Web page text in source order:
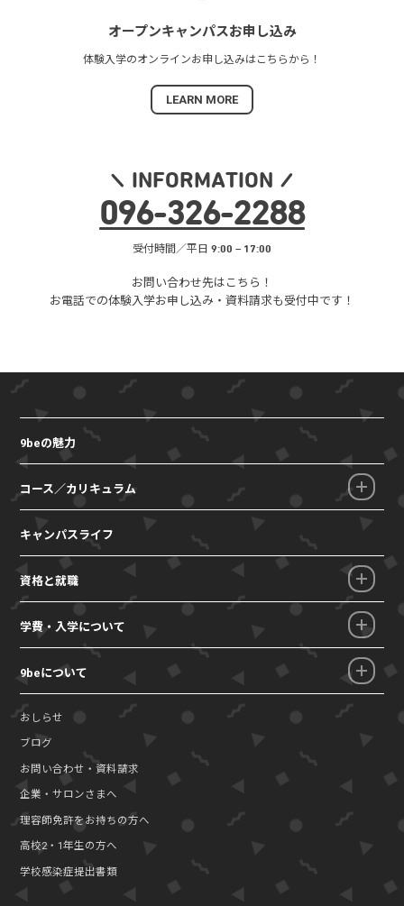
オープンキャンパスお申し込み
体験入学のオンラインお申し込みは こちらから！
LEARN MORE
INFORMATION
096-326-2288
受付時間／平日 9:00 – 17:00
お問い合わせ先はこちら！
お電話での体験入学お申し込み・ 資料請求も受付中です！
9beの魅力
コース／カリキュラム
キャンパスライフ
資格と就職
学費・入学について
9beについて
おしらせ
ブログ
お問い合わせ・資料請求
企業・サロンさまへ
理容師免許をお持ちの方へ
高校2・1年生の方へ
学校感染症提出書類